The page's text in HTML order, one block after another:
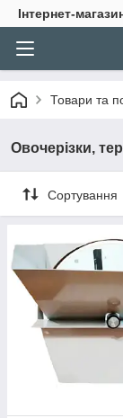
Інтернет-
Товари та
Овочерізки,
Сортування